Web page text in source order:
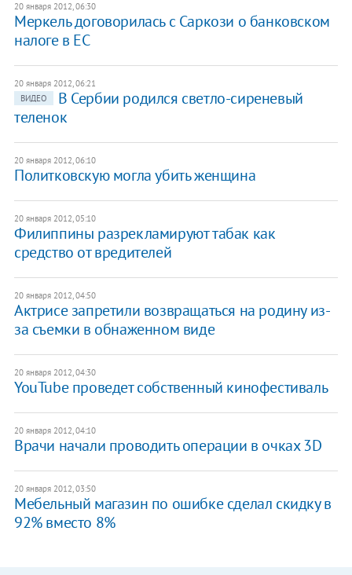
20 января 2012, 06:30
Меркель договорилась с Саркози о банковском
налоге в ЕС
20 января 2012, 06:21
ВИДЕО
В Сербии родился светло-сиреневый
теленок
20 января 2012, 06:10
Политковскую могла убить женщина
20 января 2012, 05:10
Филиппины разрекламируют табак как
средство от вредителей
20 января 2012, 04:50
Актрисе запретили возвращаться на родину из-
за съемки в обнаженном виде
20 января 2012, 04:30
YouTube проведет собственный кинофестиваль
20 января 2012, 04:10
Врачи начали проводить операции в очках 3D
20 января 2012, 03:50
Мебельный магазин по ошибке сделал скидку в
92% вместо 8%